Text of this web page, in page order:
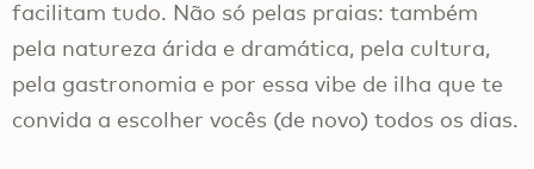
facilitam tudo. Não só pelas praias: também
pela natureza árida e dramática, pela cultura,
pela gastronomia e por essa vibe de ilha que te
convida a escolher vocês (de novo) todos os dias.